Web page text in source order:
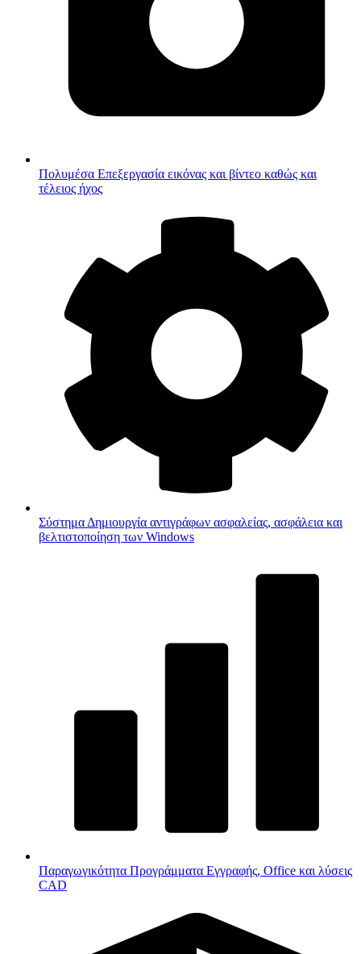
Πολυμέσα Επεξεργασία εικόνας και βίντεο καθώς και
τέλειος ήχος
Σύστημα Δημιουργία αντιγράφων ασφαλείας, ασφάλεια και
βελτιστοποίηση των Windows
Παραγωγικότητα Προγράμματα Εγγραφής, Office και λύσεις
CAD